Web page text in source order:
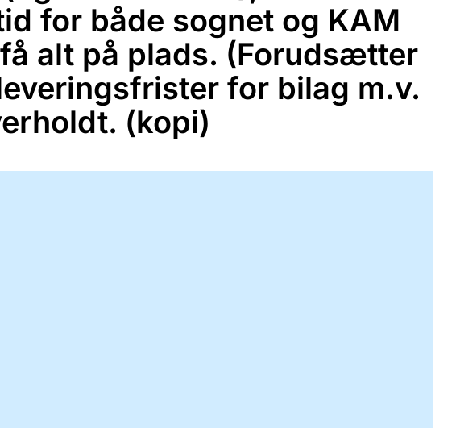
for både sognet og KAM
alt på plads. (Forudsætter
for bilag m.v.
(kopi)